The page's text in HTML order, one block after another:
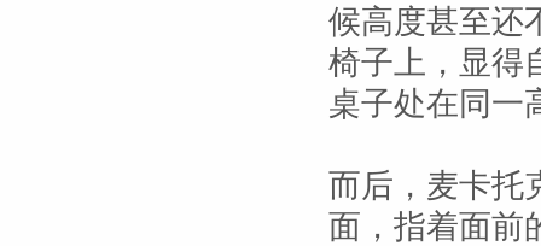
候高度甚至还
椅子上，显得
桌子处在同一
而后，麦卡托
面，指着面前